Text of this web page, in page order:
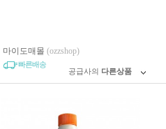
마이도매몰 (ozzshop)
빠른배송
공급사의 다른상품